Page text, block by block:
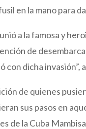
en la mano para
a la famosa y
de
con dicha invasión”,
de quienes
sus pasos en
de la Cuba